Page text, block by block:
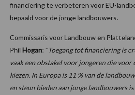
financiering te verbeteren voor EU-
bepaald voor de jonge landbouwers.
Commissaris voor Landbouw en
Phil Hogan: "Toegang tot financiering is
vaak een obstakel voor jongeren die
kiezen. In Europa is 11 % van de
en steun bieden aan jonge landbouwers